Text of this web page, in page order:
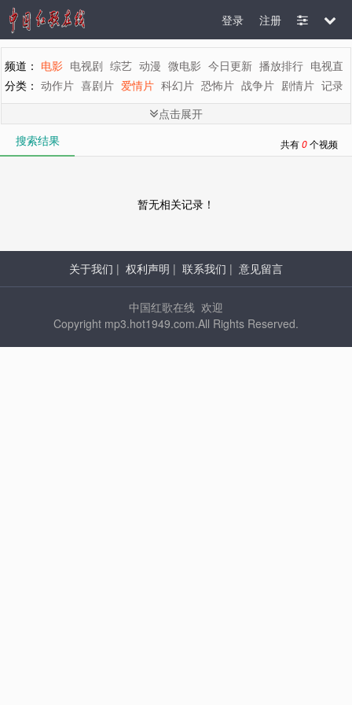
注册
登录
频道： 电影 电视剧 综艺 动漫 微电影 今日更新 播放排行 电视直
分类： 动作片 喜剧片 爱情片 科幻片 恐怖片 战争片 剧情片 记录
剧情： 全部 惊悚 悬疑 魔幻 罪案 灾难 动画 古装 青春 歌舞 文
地区： 全部 内地 香港 台湾 韩国 泰国 日本 美国 英国 新加坡
年代： 全部 2009 2008 2007
点击展开
搜索结果
共有0个视频
暂无相关记录！
关于我们 | 权利声明 | 联系我们 | 意见留言
中国红歌在线 欢迎
Copyright mp3.hot1949.com.All Rights Reserved.